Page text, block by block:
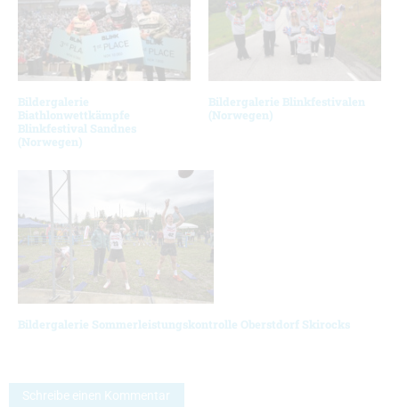
Bildergalerie
Biathlonwettkämpfe
Blinkfestival Sandnes
(Norwegen)
Bildergalerie Blinkfestivalen
(Norwegen)
Bildergalerie Sommerleistungskontrolle Oberstdorf Skirocks
Schreibe einen Kommentar